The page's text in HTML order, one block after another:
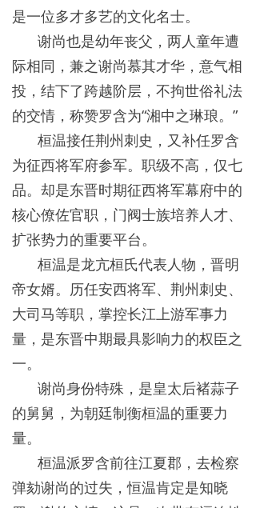
是一位多才多艺的文化名士。
谢尚也是幼年丧父，两人童年遭
际相同，兼之谢尚慕其才华，意气相
投，结下了跨越阶层，不拘世俗礼法
的交情，称赞罗含为“湘中之琳琅。”
桓温接任荆州刺史，又补任罗含
为征西将军府参军。职级不高，仅七
品。却是东晋时期征西将军幕府中的
核心僚佐官职，门阀士族培养人才、
扩张势力的重要平台。
桓温是龙亢桓氏代表人物，晋明
帝女婿。历任安西将军、荆州刺史、
大司马等职，掌控长江上游军事力
量，是东晋中期最具影响力的权臣之
一。
谢尚身份特殊，是皇太后褚蒜子
的舅舅，为朝廷制衡桓温的重要力
量。
桓温派罗含前往江夏郡，去检察
弹劾谢尚的过失，恒温肯定是知晓